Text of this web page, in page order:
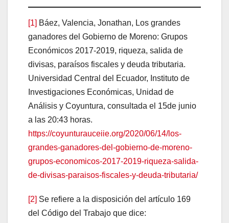
[1] Báez, Valencia, Jonathan, Los grandes
ganadores del Gobierno de Moreno: Grupos
Económicos 2017-2019, riqueza, salida de
divisas, paraísos fiscales y deuda tributaria.
Universidad Central del Ecuador, Instituto de
Investigaciones Económicas, Unidad de
Análisis y Coyuntura, consultada el 15de junio
a las 20:43 horas.
https://coyunturauceiie.org/2020/06/14/los-
grandes-ganadores-del-gobierno-de-moreno-
grupos-economicos-2017-2019-riqueza-salida-
de-divisas-paraisos-fiscales-y-deuda-tributaria/
[2] Se refiere a la disposición del artículo 169
del Código del Trabajo que dice: